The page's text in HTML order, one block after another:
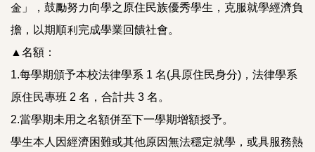
金」，鼓勵努力向學之原住民族優秀學生，克服就學經濟負
擔，以期順利完成學業回饋社會。
▲名額：
1.每學期頒予本校法律學系 1 名(具原住民身分)，法律學系
原住民專班 2 名，合計共 3 名。
2.當學期未用之名額併至下一學期增額授予。
學生本人因經濟困難或其他原因無法穩定就學，或具服務熱